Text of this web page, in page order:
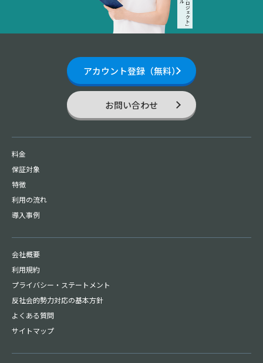
料金
保証対象
特徴
利用の流れ
導入事例
会社概要
利用規約
プライバシー・ ステートメント
反社会的勢力対応の基本方針
よくある質問
サイトマップ
アカウント登録（無料）
お問い合わせ